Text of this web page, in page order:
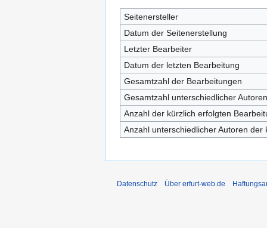
Seitenersteller
Datum der Seitenerstellung
Letzter Bearbeiter
Datum der letzten Bearbeitung
Gesamtzahl der Bearbeitungen
Gesamtzahl unterschiedlicher Autoren
Anzahl der kürzlich erfolgten
Anzahl unterschiedlicher Autoren
Datenschutz Über erfurt-web.de